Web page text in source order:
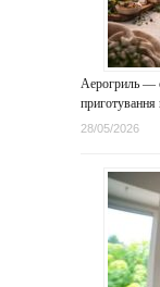
Аерогриль —
приготування
28/05/2026